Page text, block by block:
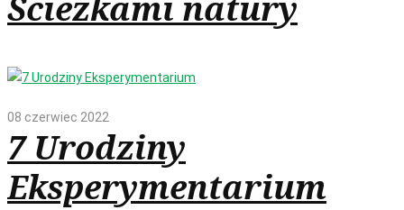
08 czerwiec 2022
7 Urodziny
Eksperymentarium